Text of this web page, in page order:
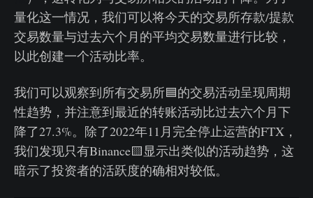
量化这一情况，我们可以将今天的交易所存款/提款
交易数量与过去六个月的平均交易数量进行比较，
以此创建一个活动比率。
我们可以观察到所有交易所🟦的交易活动呈现周期
性趋势，并注意到最近的转账活动比过去六个月下
降了27.3%。除了2022年11月完全停止运营的FTX，
我们发现只有Binance🟨显示出类似的活动趋势，这
暗示了投资者的活跃度的确相对较低。